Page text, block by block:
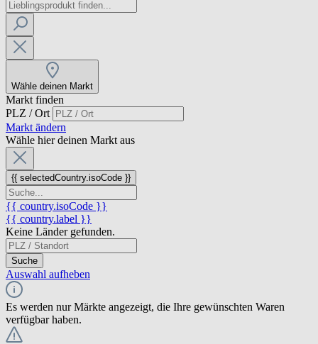
Wähle deinen Markt
Markt finden
PLZ / Ort
Markt ändern
Wähle hier deinen Markt aus
{{ selectedCountry.isoCode }}
{{ country.isoCode }}
{{ country.label }}
Keine Länder gefunden.
Suche
Auswahl aufheben
Es werden nur Märkte angezeigt, die Ihre gewünschten Waren
verfügbar haben.